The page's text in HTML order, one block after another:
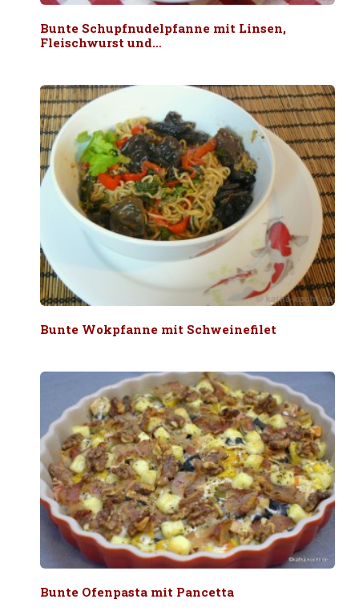
Bunte Schupfnudelpfanne mit Linsen,
Fleischwurst und…
Bunte Wokpfanne mit Schweinefilet
Bunte Ofenpasta mit Pancetta